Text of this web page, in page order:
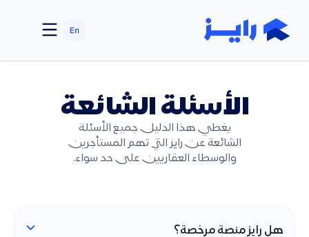
الأسئلة الشائعة
يغطي هذا الدليل جميع الأسئلة
الشائعة عن رايز التي تهم المستأجرين
والوسطاء العقاريين على حد سواء.
هل رايز منصة مرخصة؟